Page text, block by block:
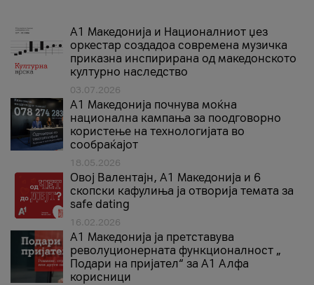
А1 Македонија и Националниот џез
оркестар создадоа современа музичка
приказна инспирирана од македонското
културно наследство
03.07.2026
A1 Македонија почнува моќна
национална кампања за поодговорно
користење на технологијата во
сообраќајот
18.05.2026
Овој Валентајн, A1 Македонија и 6
скопски кафулиња ја отворија темата за
safe dating
16.02.2026
А1 Македонија ја претставува
револуционерната функционалност „
Подари на пријател“ за А1 Алфа
корисници